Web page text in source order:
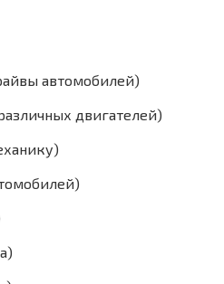
автомобилей)
двигателей)